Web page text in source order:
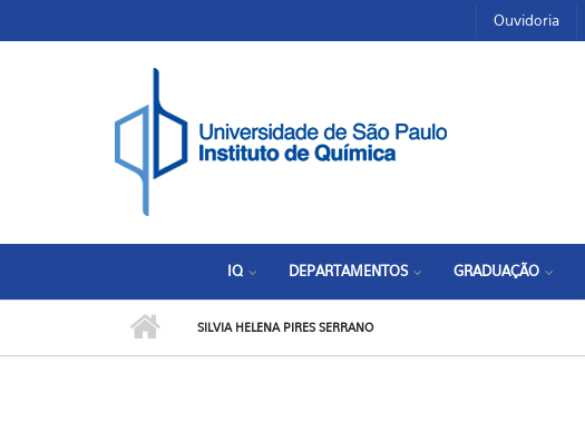
Ouvidoria
IQ DEPARTAMENTOS GRADUAÇÃO
SILVIA HELENA PIRES SERRANO